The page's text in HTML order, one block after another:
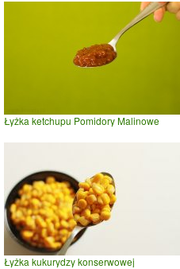
Łyżka ketchupu Pomidory Malinowe
Łyżka kukurydzy konserwowej